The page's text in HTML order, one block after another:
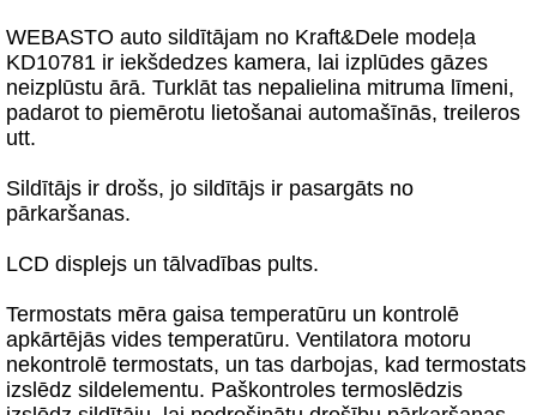
WEBASTO auto sildītājam no Kraft&Dele modeļa
KD10781 ir iekšdedzes kamera, lai izplūdes gāzes
neizplūstu ārā. Turklāt tas nepalielina mitruma līmeni,
padarot to piemērotu lietošanai automašīnās, treileros
utt.
Sildītājs ir drošs, jo sildītājs ir pasargāts no
pārkaršanas.
LCD displejs un tālvadības pults.
Termostats mēra gaisa temperatūru un kontrolē
apkārtējās vides temperatūru. Ventilatora motoru
nekontrolē termostats, un tas darbojas, kad termostats
izslēdz sildelementu. Paškontroles termoslēdzis